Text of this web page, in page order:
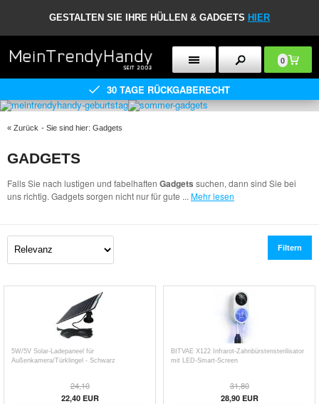
GESTALTEN SIE IHRE HÜLLEN & GADGETS HIER
0
30 TAGE RÜCKGABERECHT
« Zurück - Sie sind hier: Gadgets
GADGETS
Falls Sie nach lustigen und fabelhaften Gadgets suchen, dann sind Sie bei
uns richtig. Gadgets sorgen nicht nur für gute ... Mehr lesen
Filtern
5W/5V Solar-Ladepaneel für
Außenkamera/Türklingel - Schwarz
24,10
22,40EUR
BITVAE X122 Infrarot-Zahnbürstensterilisator
mit LED-Smart-Screen
31,80
28,90EUR